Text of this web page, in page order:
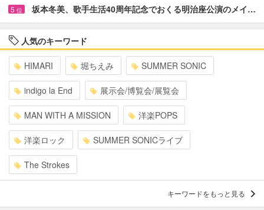
5 位 坂本冬美、歌手生活40周年記念でおくる明治座公演のメイ…
人気のキーワード
HIMARI 堀ちえみ SUMMER SONIC
indigo la End 展示会/博覧会/展覧会
MAN WITH A MISSION 洋楽POPS
洋楽ロック SUMMER SONICライブ
The Strokes
キーワードをもっと見る